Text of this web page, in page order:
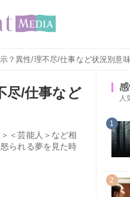
？異性/理不尽/仕事など状況別意
尽/仕事など
＜芸能人＞など相
られる夢を見た時
人
1
2